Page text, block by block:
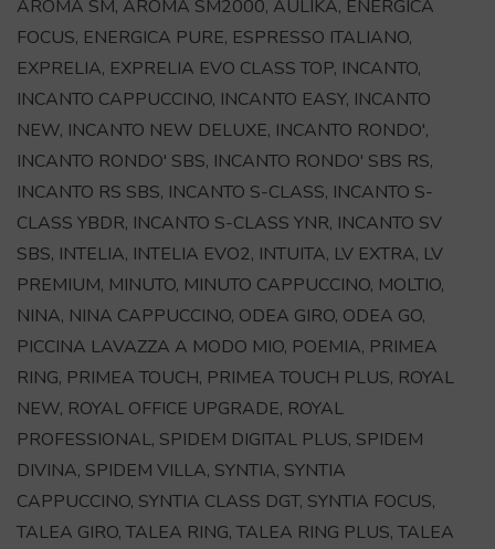
AROMA SM, AROMA SM2000, AULIKA, ENERGICA
FOCUS, ENERGICA PURE, ESPRESSO ITALIANO,
EXPRELIA, EXPRELIA EVO CLASS TOP, INCANTO,
INCANTO CAPPUCCINO, INCANTO EASY, INCANTO
NEW, INCANTO NEW DELUXE, INCANTO RONDO',
INCANTO RONDO' SBS, INCANTO RONDO' SBS RS,
INCANTO RS SBS, INCANTO S-CLASS, INCANTO S-
CLASS YBDR, INCANTO S-CLASS YNR, INCANTO SV
SBS, INTELIA, INTELIA EVO2, INTUITA, LV EXTRA, LV
PREMIUM, MINUTO, MINUTO CAPPUCCINO, MOLTIO,
NINA, NINA CAPPUCCINO, ODEA GIRO, ODEA GO,
PICCINA LAVAZZA A MODO MIO, POEMIA, PRIMEA
RING, PRIMEA TOUCH, PRIMEA TOUCH PLUS, ROYAL
NEW, ROYAL OFFICE UPGRADE, ROYAL
PROFESSIONAL, SPIDEM DIGITAL PLUS, SPIDEM
DIVINA, SPIDEM VILLA, SYNTIA, SYNTIA
CAPPUCCINO, SYNTIA CLASS DGT, SYNTIA FOCUS,
TALEA GIRO, TALEA RING, TALEA RING PLUS, TALEA